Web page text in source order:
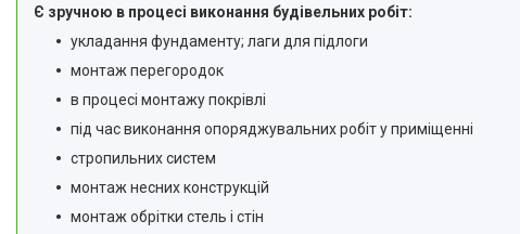
Є зручною в процесі виконання будівельних робіт:
укладання фундаменту; лаги для підлоги
монтаж перегородок
в процесі монтажу покрівлі
під час виконання опоряджувальних робіт у приміщенні
стропильних систем
монтаж несних конструкцій
монтаж обрітки стель і стін